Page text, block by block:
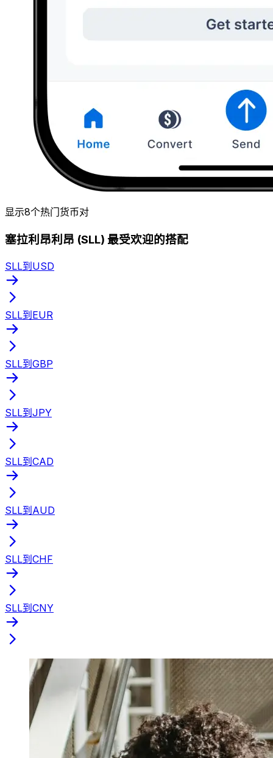
显示8个热门货币对
塞拉利昂利昂 (SLL) 最受欢迎的搭配
SLL到USD
SLL到EUR
SLL到GBP
SLL到JPY
SLL到CAD
SLL到AUD
SLL到CHF
SLL到CNY